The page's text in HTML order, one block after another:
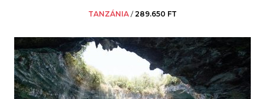
TANZÁNIA /289.650 FT